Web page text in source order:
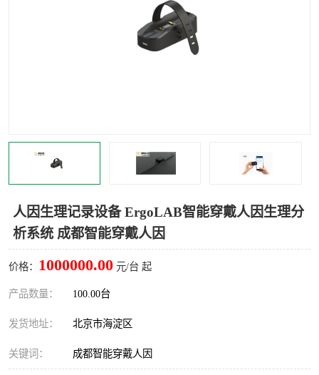
人因生理记录设备 ErgoLAB智能穿戴人因生理分
析系统 成都智能穿戴人因
价格： 1000000.00 元/台 起
产品数量： 100.00台
发货地址： 北京市海淀区
关键词： 成都智能穿戴人因
人机交互实验室
车俩与驾驶模拟